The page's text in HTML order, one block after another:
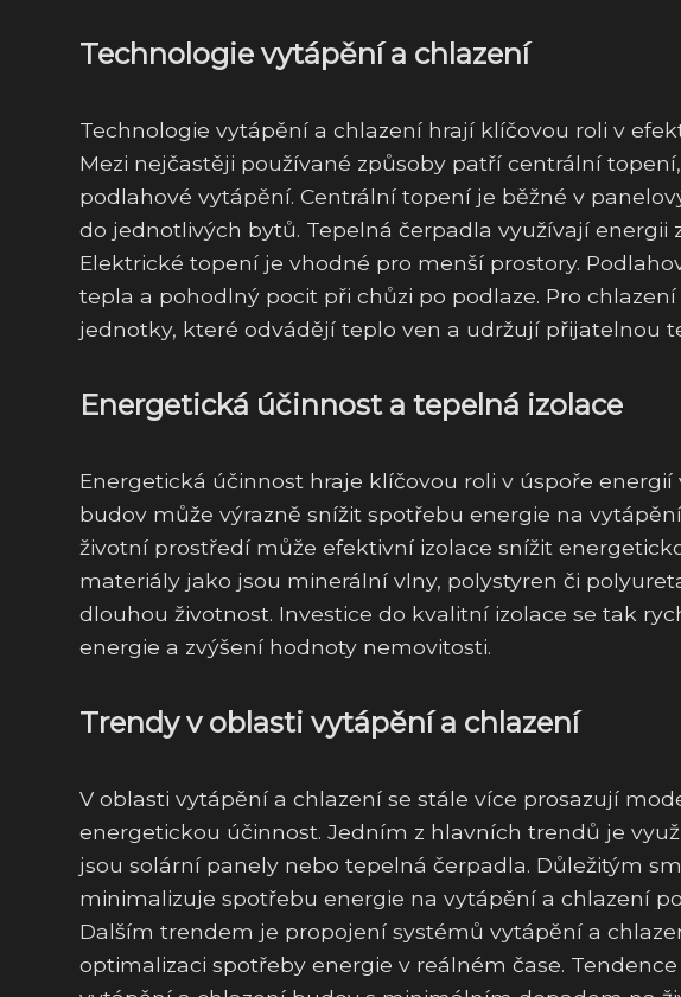
Technologie vytápění a chlazení
Technologie vytápění a chlazení hrají klíčovou roli v
Mezi nejčastěji používané způsoby patří centrální
podlahové vytápění. Centrální topení je běžné v
do jednotlivých bytů. Tepelná čerpadla využívají
Elektrické topení je vhodné pro menší prostory.
tepla a pohodlný pocit při chůzi po podlaze. Pro
jednotky, které odvádějí teplo ven a udržují přijatelnou
Energetická účinnost a tepelná izolace
Energetická účinnost hraje klíčovou roli v úspoře
budov může výrazně snížit spotřebu energie na
životní prostředí může efektivní izolace snížit
materiály jako jsou minerální vlny, polystyren či
dlouhou životnost. Investice do kvalitní izolace se tak
energie a zvýšení hodnoty nemovitosti.
Trendy v oblasti vytápění a chlazení
V oblasti vytápění a chlazení se stále více prosazují
energetickou účinnost. Jedním z hlavních trendů je
jsou solární panely nebo tepelná čerpadla. Důležitým
minimalizuje spotřebu energie na vytápění a chlazení
Dalším trendem je propojení systémů vytápění a
optimalizaci spotřeby energie v reálném čase.